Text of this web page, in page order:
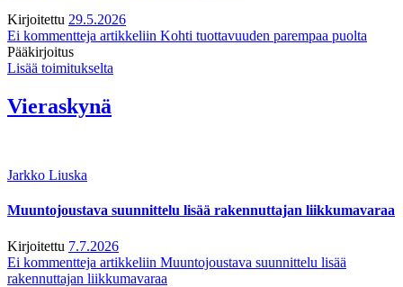
Kirjoitettu 29.5.2026
Ei kommentteja artikkeliin Kohti tuottavuuden parempaa puolta
Pääkirjoitus
Lisää toimitukselta
Vieraskynä
Jarkko Liuska
Muuntojoustava suunnittelu lisää rakennuttajan liikkumavaraa
Kirjoitettu 7.7.2026
Ei kommentteja artikkeliin Muuntojoustava suunnittelu lisää
rakennuttajan liikkumavaraa